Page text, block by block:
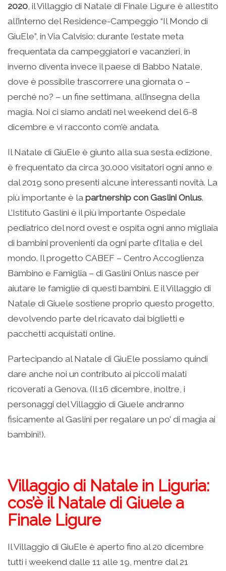
2020 , il Villaggio di Natale di Finale Ligure è allestito
all’interno del Residence-Campeggio “Il Mondo di
GiuEle”, in Via Calvisio: durante l’estate meta
frequentata da campeggiatori e vacanzieri, in
inverno diventa invece il paese di Babbo Natale,
dove è possibile trascorrere una giornata o –
perché no? – un fine settimana, all’insegna della
magia. Noi ci siamo andati nel weekend del 6-8
dicembre e vi racconto com’è andata.
Il Natale di GiuEle è giunto alla sua sesta edizione,
è frequentato da circa 30.000 visitatori ogni anno e
dal 2019 sono presenti alcune interessanti novità. La
più importante è la partnership con Gaslini Onlus.
L’Istituto Gaslini è il più importante Ospedale
pediatrico del nord ovest e ospita ogni anno migliaia
di bambini provenienti da ogni parte d’Italia e del
mondo. Il progetto CABEF – Centro Accoglienza
Bambino e Famiglia – di Gaslini Onlus nasce per
aiutare le famiglie di questi bambini. E il Villaggio di
Natale di Giuele sostiene proprio questo progetto,
devolvendo parte del ricavato dai biglietti e
pacchetti acquistati online.
Partecipando al Natale di GiuEle possiamo quindi
dare anche noi un contributo ai piccoli malati
ricoverati a Genova. (Il 16 dicembre, inoltre, i
personaggi del Villaggio di Giuele andranno
fisicamente al Gaslini per regalare un po’ di magia ai
bambini!).
Villaggio di Natale in Liguria:
cos’è il Natale di Giuele a
Finale Ligure
Il Villaggio di GiuEle è aperto fino al 20 dicembre
tutti i weekend dalle 11 alle 19, mentre dal 21